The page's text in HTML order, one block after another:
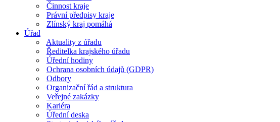
Činnost kraje
Právní předpisy kraje
Zlínský kraj pomáhá
Úřad
Aktuality z úřadu
Ředitelka krajského úřadu
Úřední hodiny
Ochrana osobních údajů (GDPR)
Odbory
Organizační řád a struktura
Veřejné zakázky
Kariéra
Úřední deska